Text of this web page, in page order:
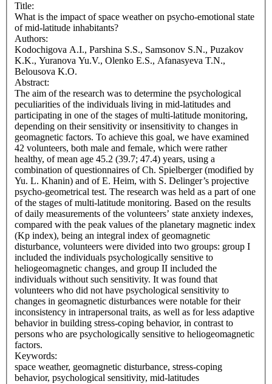
Title:
What is the impact of space weather on psycho-emotional state
of mid-latitude inhabitants?
Authors:
Kodochigova A.I., Parshina S.S., Samsonov S.N., Puzakov
K.K., Yuranova Yu.V., Olenko E.S., Afanasyeva T.N.,
Belousova K.O.
Abstract:
The aim of the research was to determine the psychological
peculiarities of the individuals living in mid-latitudes and
participating in one of the stages of multi-latitude monitoring,
depending on their sensitivity or insensitivity to changes in
geomagnetic factors. To achieve this goal, we have examined
42 volunteers, both male and female, which were rather
healthy, of mean age 45.2 (39.7; 47.4) years, using a
combination of questionnaires of Ch. Spielberger (modified by
Yu. L. Khanin) and of E. Heim, with S. Delinger’s projective
psycho-geometrical test. The research was held as a part of one
of the stages of multi-latitude monitoring. Based on the results
of daily measurements of the volunteers’ state anxiety indexes,
compared with the peak values of the planetary magnetic index
(Kp index), being an integral index of geomagnetic
disturbance, volunteers were divided into two groups: group I
included the individuals psychologically sensitive to
heliogeomagnetic changes, and group II included the
individuals without such sensitivity. It was found that
volunteers who did not have psychological sensitivity to
changes in geomagnetic disturbances were notable for their
inconsistency in intrapersonal traits, as well as for less adaptive
behavior in building stress-coping behavior, in contrast to
persons who are psychologically sensitive to heliogeomagnetic
factors.
Keywords:
space weather, geomagnetic disturbance, stress-coping
behavior, psychological sensitivity, mid-latitudes